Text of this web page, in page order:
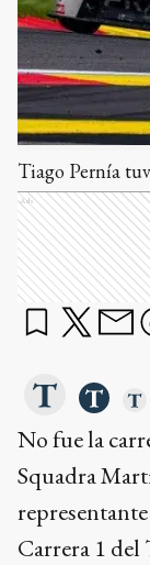
Tiago Pernía
Ads
No fue la
Squadra
Carrera 1